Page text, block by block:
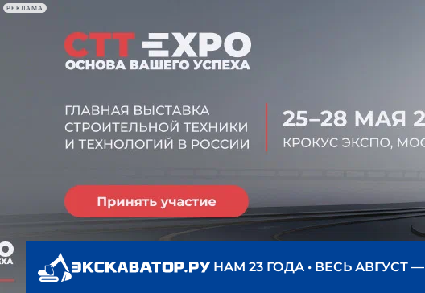
РЕКЛАМА
НАМ 23 ГОДА • ВЕСЬ АВГУСТ —